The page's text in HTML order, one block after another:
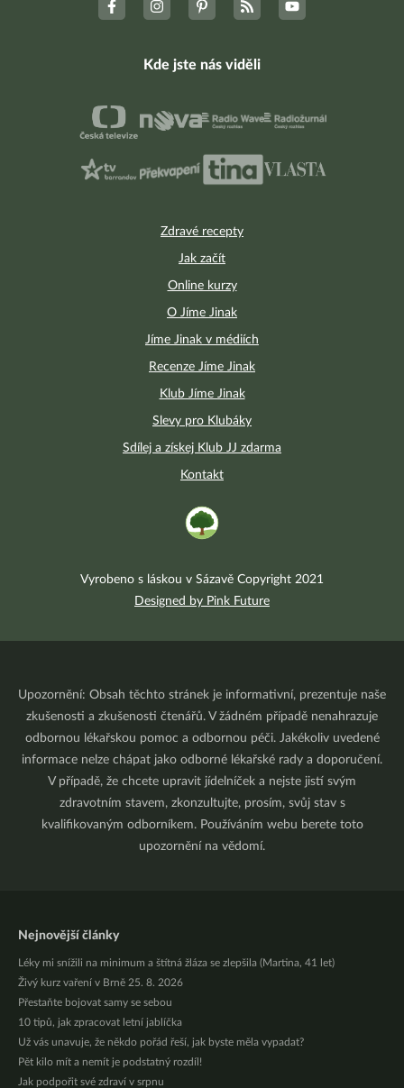
Zdravé recepty
Jak začít
Online kurzy
O Jíme Jinak
Jíme Jinak v médiích
Recenze Jíme Jinak
Klub Jíme Jinak
Slevy pro Klubáky
Sdílej a získej Klub JJ zdarma
Kontakt
Kde jste nás viděli
Vyrobeno s láskou v Sázavě Copyright 2021
Designed by Pink Future
Upozornění: Obsah těchto stránek je informativní, prezentuje naše
zkušenosti a zkušenosti čtenářů. V žádném případě nenahrazuje
odbornou lékařskou pomoc a odbornou péči. Jakékoliv uvedené
informace nelze chápat jako odborné lékařské rady a doporučení.
V případě, že chcete upravit jídelníček a nejste jistí svým
zdravotním stavem, zkonzultujte, prosím, svůj stav s
kvalifikovaným odborníkem. Používáním webu berete toto
upozornění na vědomí.
Nejnovější články
Léky mi snížili na minimum a štítná žláza se zlepšila (Martina, 41 let)
Živý kurz vaření v Brně 25. 8. 2026
Přestaňte bojovat samy se sebou
10 tipů, jak zpracovat letní jablíčka
Už vás unavuje, že někdo pořád řeší, jak byste měla vypadat?
Pět kilo mít a nemít je podstatný rozdíl!
Jak podpořit své zdraví v srpnu